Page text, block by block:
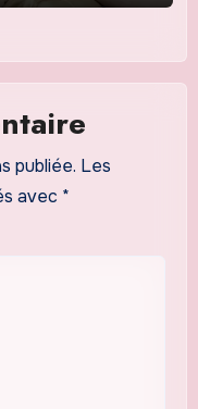
publiée. Les
avec *